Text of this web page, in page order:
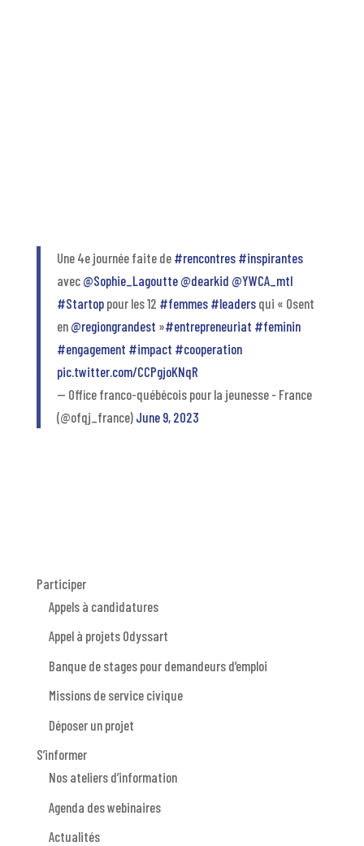
Une 4e journée faite de #rencontres #inspirantes
avec @Sophie_Lagoutte @dearkid @YWCA_mtl
#Startoppour les 12 #femmes #leadersqui « Osent
en @regiongrandest »#entrepreneuriat #feminin
#engagement #impact #cooperation
pic.twitter.com/CCPgjoKNqR
— Office franco-québécois pour la jeunesse - France
(@ofqj_france) June 9, 2023
Participer
Appels à candidatures
Appel à projets Odyssart
Banque de stages pour demandeurs d’emploi
Missions de service civique
Déposer un projet
S’informer
Nos ateliers d’information
Agenda des webinaires
Actualités